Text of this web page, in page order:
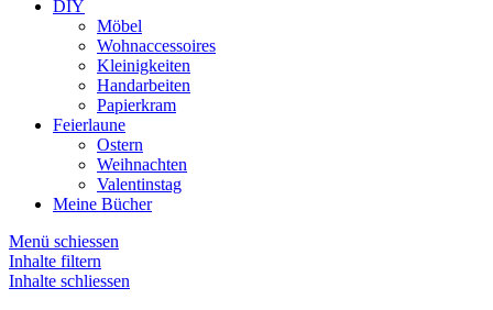
DIY
Möbel
Wohnaccessoires
Kleinigkeiten
Handarbeiten
Papierkram
Feierlaune
Ostern
Weihnachten
Valentinstag
Meine Bücher
Menü schiessen
Inhalte filtern
Inhalte schliessen